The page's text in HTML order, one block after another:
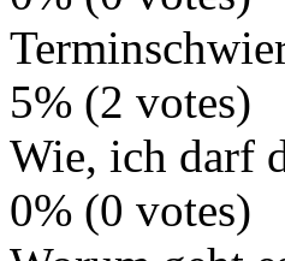
5% (2 votes)
Wie, ich darf
0% (0 votes)